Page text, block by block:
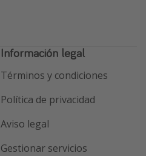
Información legal
Términos y condiciones
Política de privacidad
Aviso legal
Gestionar servicios